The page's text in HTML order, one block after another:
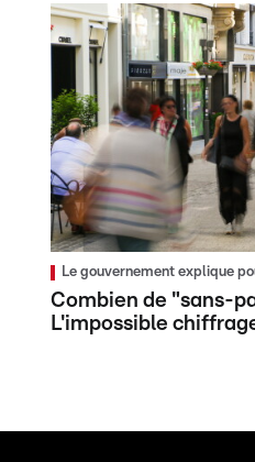
Le gouvernement explique
Combien de "sans-
L'impossible